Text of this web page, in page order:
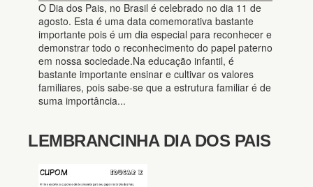
O Dia dos Pais, no Brasil é celebrado no dia 11 de
agosto. Esta é uma data comemorativa bastante
importante pois é um dia especial para reconhecer e
demonstrar todo o reconhecimento do papel paterno
em nossa sociedade.Na educação infantil, é
bastante importante ensinar e cultivar os valores
familiares, pois sabe-se que a estrutura familiar é de
suma importância...
LEMBRANCINHA DIA DOS PAIS